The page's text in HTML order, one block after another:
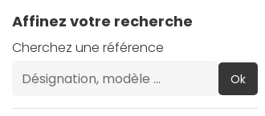
Affinez votre recherche
Cherchez une référence
Ok